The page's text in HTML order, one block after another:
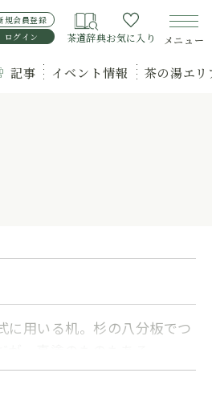
規会員登録
ログイン
茶道辞典お気に入り メニュー
記事 イベント情報 茶の湯エ
に用いる机。杉の八分板でつ